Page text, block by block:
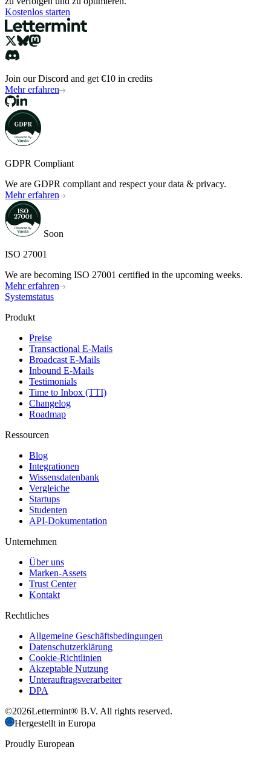
Kostenlos starten
Join our Discord and get €10 in credits
Mehr erfahren
GDPR Compliant
We are GDPR compliant and respect your data & privacy.
Mehr erfahren
Soon
ISO 27001
We are becoming ISO 27001 certified in the upcoming weeks.
Mehr erfahren
Systemstatus
Produkt
Preise
Transactional E-Mails
Broadcast E-Mails
Inbound E-Mails
Testimonials
Time to Inbox (TTI)
Changelog
Roadmap
Ressourcen
Blog
Integrationen
Wissensdatenbank
Vergleiche
Startups
Studenten
API-Dokumentation
Unternehmen
Über uns
Marken-Assets
Trust Center
Kontakt
Rechtliches
Allgemeine Geschäftsbedingungen
Datenschutzerklärung
Cookie-Richtlinien
Akzeptable Nutzung
Unterauftragsverarbeiter
DPA
©2026Lettermint® B.V. All rights reserved.
Hergestellt in Europa
Proudly European